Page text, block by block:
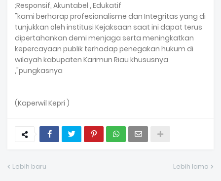
;Responsif, Akuntabel , Edukatif
"kami berharap profesionalisme dan Integritas yang di
tunjukkan oleh institusi Kejaksaan saat ini dapat terus
dipertahankan demi menjaga serta meningkatkan
kepercayaan publik terhadap penegakan hukum di
wilayah kabupaten Karimun Riau khususnya
,"pungkasnya
(Kaperwil Kepri )
Lebih baru Lebih lama